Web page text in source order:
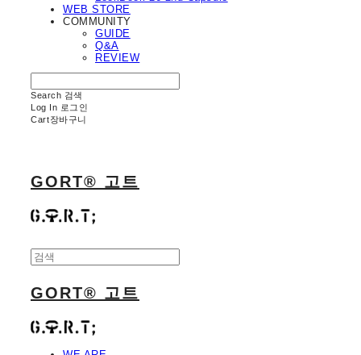
WEB STORE
COMMUNITY
GUIDE
Q&A
REVIEW
Search 검색
Log In 로그인
Cart장바구니
GORT® 고트
GORT® 고트